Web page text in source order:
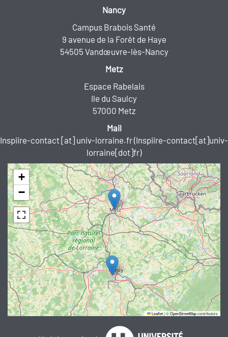
Nancy
Campus Brabois Santé
9 avenue de la Forêt de Haye
54505 Vandœuvre-lès-Nancy
Metz
Espace Rabelais
Ile du Saulcy
57000 Metz
Mail
Inspiire-contact[at] univ-lorraine.fr(Inspiire-contact[at]univ-
lorraine[dot]fr)
+
−
Leaflet|©OpenStreetMapcontributors